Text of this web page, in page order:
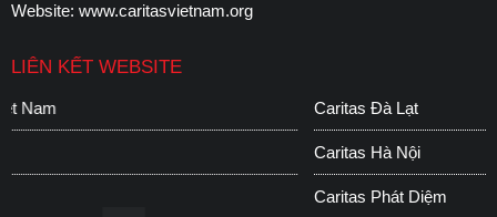
Website: www.caritasvietnam.org
LIÊN KẾT WEBSITE